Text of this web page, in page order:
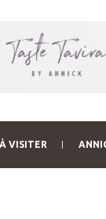
VISITER